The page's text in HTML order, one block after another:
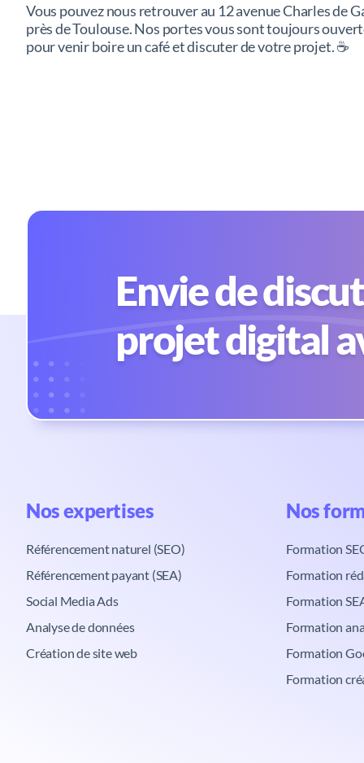
Vous pouvez nous retrouver au 12 avenue Charles de
près de Toulouse. Nos portes vous sont toujours
pour venir boire un café et discuter de votre projet. ☕️
Envie de
projet digital
Nos expertises​
Référencement naturel (SEO)
Référencement payant (SEA)
Social Media Ads
Analyse de données
Création de site web
Nos
Formation
Formation
Formation
Formation
Formation
Formation